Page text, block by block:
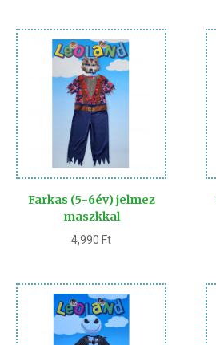
Farkas (5-6év) jelmez
maszkkal
4,990 Ft